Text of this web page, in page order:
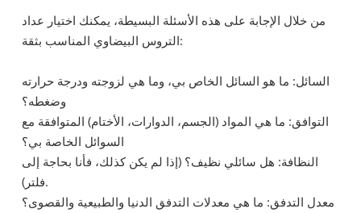
من خلال الإجابة على هذه الأسئلة البسيطة، يمكنك اختيار عداد
التروس البيضاوي المناسب بثقة:
السائل: ما هو السائل الخاص بي، وما هي لزوجته ودرجة حرارته
وضغطه؟
التوافق: ما هي المواد (الجسم، الدوارات، الأختام) المتوافقة مع
السوائل الخاصة بي؟
النظافة: هل سائلي نظيف؟ (إذا لم يكن كذلك، فأنا بحاجة إلى
فلتر).
معدل التدفق: ما هي معدلات التدفق الدنيا والطبيعية والقصوى؟